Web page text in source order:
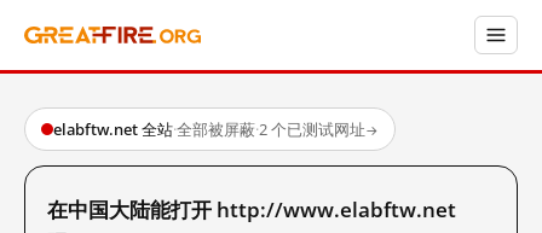
elabftw.net 全站·全部被屏蔽·2 个已测试网址→
在中国大陆能打开 http://www.elabftw.net